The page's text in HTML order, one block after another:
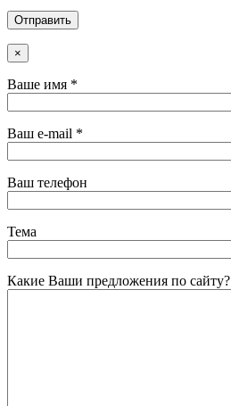
×
Ваше имя *
Ваш e-mail *
Ваш телефон
Тема
Какие Ваши предложения по сайту?